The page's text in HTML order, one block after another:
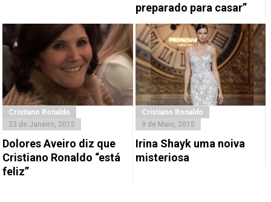
preparado para casar”
Cristiano Ronaldo
23 de Janeiro, 2015
Dolores Aveiro diz que
Cristiano Ronaldo “está
feliz”
Cristiano Ronaldo
9 de Maio, 2015
Irina Shayk uma noiva
misteriosa